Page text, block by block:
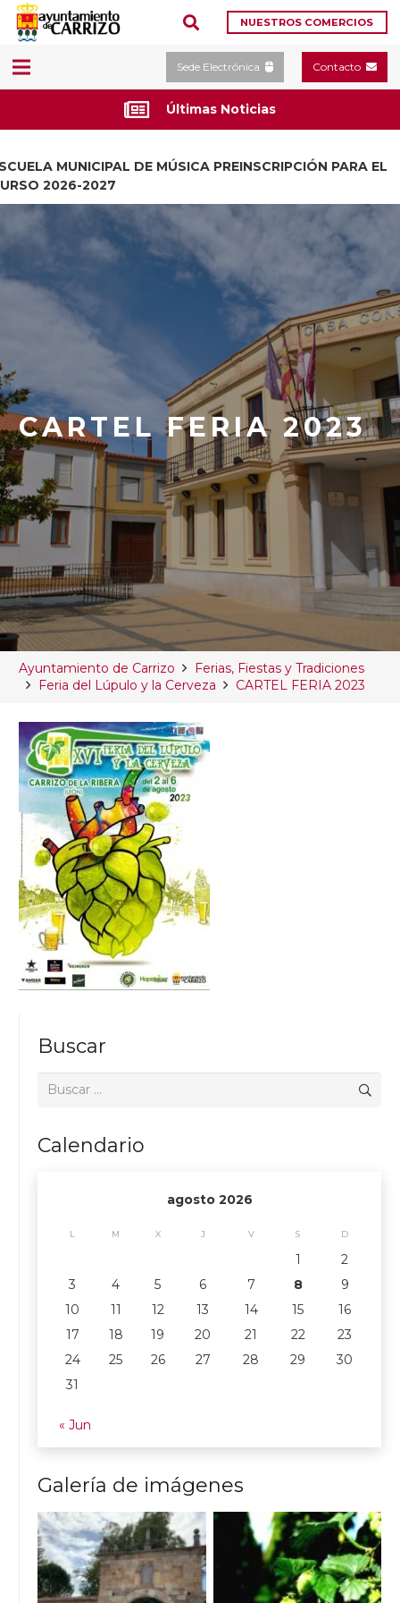
NUESTROS COMERCIOS
Sede Electrónica Contacto
Últimas Noticias
MUNICIPAL DE MÚSICA PREINSCRIPCIÓN PARA EL
2026-2027
CARTEL FERIA 2023
Ayuntamiento de Carrizo
Ferias, Fiestas y Tradiciones
Feria del Lúpulo y la Cerveza
CARTEL FERIA 2023
Buscar
Buscar:
Calendario
agosto 2026
L M X J V S D
1
2
3
4 5 6 7 8
9
10
11 12 13 14 15
16
17
18 19 20 21 22
23
24
25 26 27 28 29
30
31
« Jun
Galería de imágenes